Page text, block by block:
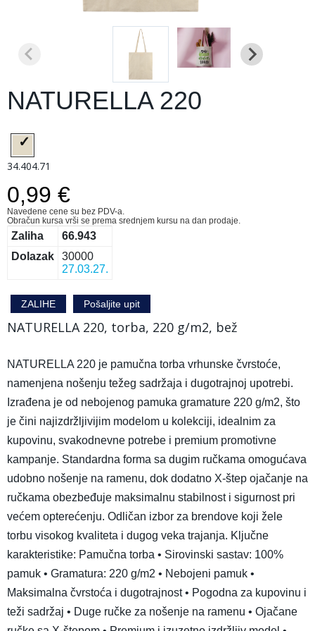
NATURELLA 220
34.404.71
0,99 €
Navedene cene su bez PDV-a.
Obračun kursa vrši se prema srednjem kursu na dan prodaje.
Zaliha
66.943
Dolazak
30000
27.03.27.
ZALIHE Pošaljite upit
NATURELLA 220, torba, 220 g/m2, bež
NATURELLA 220 je pamučna torba vrhunske čvrstoće,
namenjena nošenju težeg sadržaja i dugotrajnoj upotrebi.
Izrađena je od nebojenog pamuka gramature 220 g/m2, što
je čini najizdržljivijim modelom u kolekciji, idealnim za
kupovinu, svakodnevne potrebe i premium promotivne
kampanje. Standardna forma sa dugim ručkama omogućava
udobno nošenje na ramenu, dok dodatno X-štep ojačanje na
ručkama obezbeđuje maksimalnu stabilnost i sigurnost pri
većem opterećenju. Odličan izbor za brendove koji žele
torbu visokog kvaliteta i dugog veka trajanja. Ključne
karakteristike: Pamučna torba • Sirovinski sastav: 100%
pamuk • Gramatura: 220 g/m2 • Nebojeni pamuk •
Maksimalna čvrstoća i dugotrajnost • Pogodna za kupovinu i
teži sadržaj • Duge ručke za nošenje na ramenu • Ojačane